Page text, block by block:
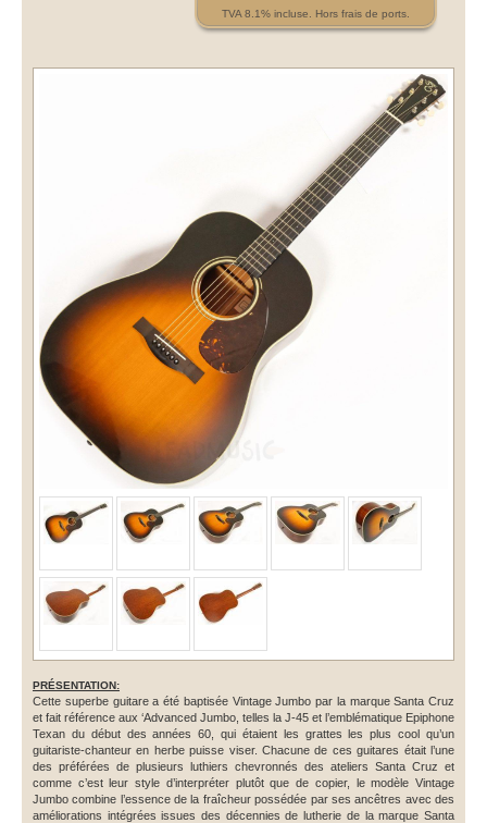
TVA 8.1% incluse. Hors frais de ports.
PRÉSENTATION:
Cette superbe guitare a été baptisée Vintage Jumbo par la marque Santa Cruz
et fait référence aux ‘Advanced Jumbo, telles la J-45 et l’emblématique Epiphone
Texan du début des années 60, qui étaient les grattes les plus cool qu’un
guitariste-chanteur en herbe puisse viser. Chacune de ces guitares était l’une
des préférées de plusieurs luthiers chevronnés des ateliers Santa Cruz et
comme c’est leur style d’interpréter plutôt que de copier, le modèle Vintage
Jumbo combine l’essence de la fraîcheur possédée par ses ancêtres avec des
améliorations intégrées issues des décennies de lutherie de la marque Santa